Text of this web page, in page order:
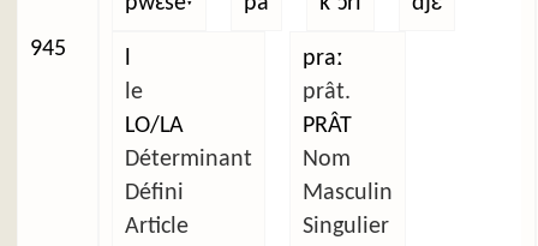
945
le
LO/LA
Déterminant
Défini
Article
praː
prât.
PRÂT
Nom
Masculin
Singulier